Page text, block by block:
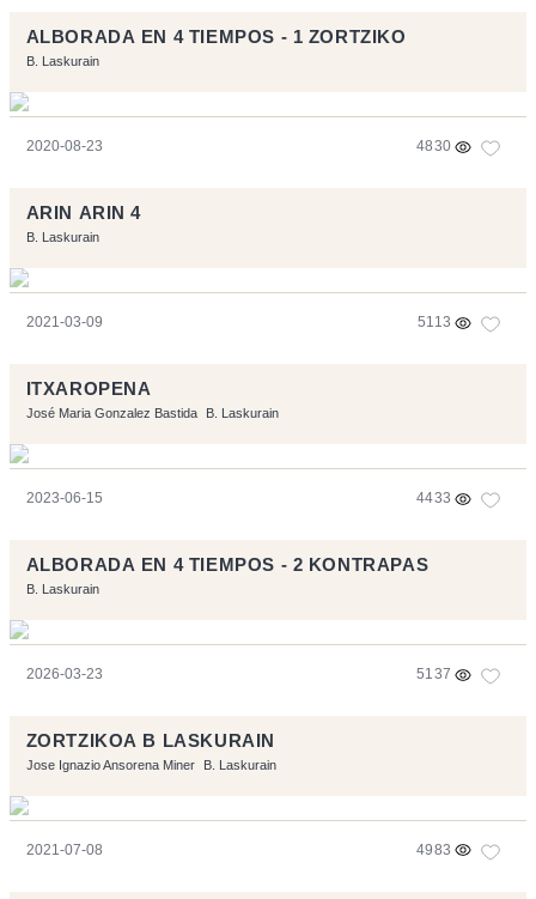
ALBORADA EN 4 TIEMPOS - 1 ZORTZIKO
B. Laskurain
2020-08-23 4830
ARIN ARIN 4
B. Laskurain
2021-03-09 5113
ITXAROPENA
José Maria Gonzalez Bastida B. Laskurain
2023-06-15 4433
ALBORADA EN 4 TIEMPOS - 2 KONTRAPAS
B. Laskurain
2026-03-23 5137
ZORTZIKOA B LASKURAIN
Jose Ignazio Ansorena Miner B. Laskurain
2021-07-08 4983